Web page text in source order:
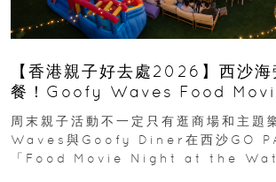
【香港親子好去處2026】西沙
餐！Goofy Waves Food
外影院逢週末登場
周末親子活動不一定只有逛商場和主
Waves與Goofy Diner在西沙GO
「Food Movie Night at the